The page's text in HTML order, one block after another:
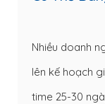
Nhiều doanh
lên kế hoạch
time 25-30